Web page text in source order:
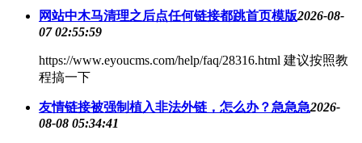
网站中木马清理之后点任何链接都跳首页模版2026-08-
07 02:55:59
https://www.eyoucms.com/help/faq/28316.html 建议按照教
程搞一下
友情链接被强制植入非法外链，怎么办？急急急2026-
08-08 05:34:41